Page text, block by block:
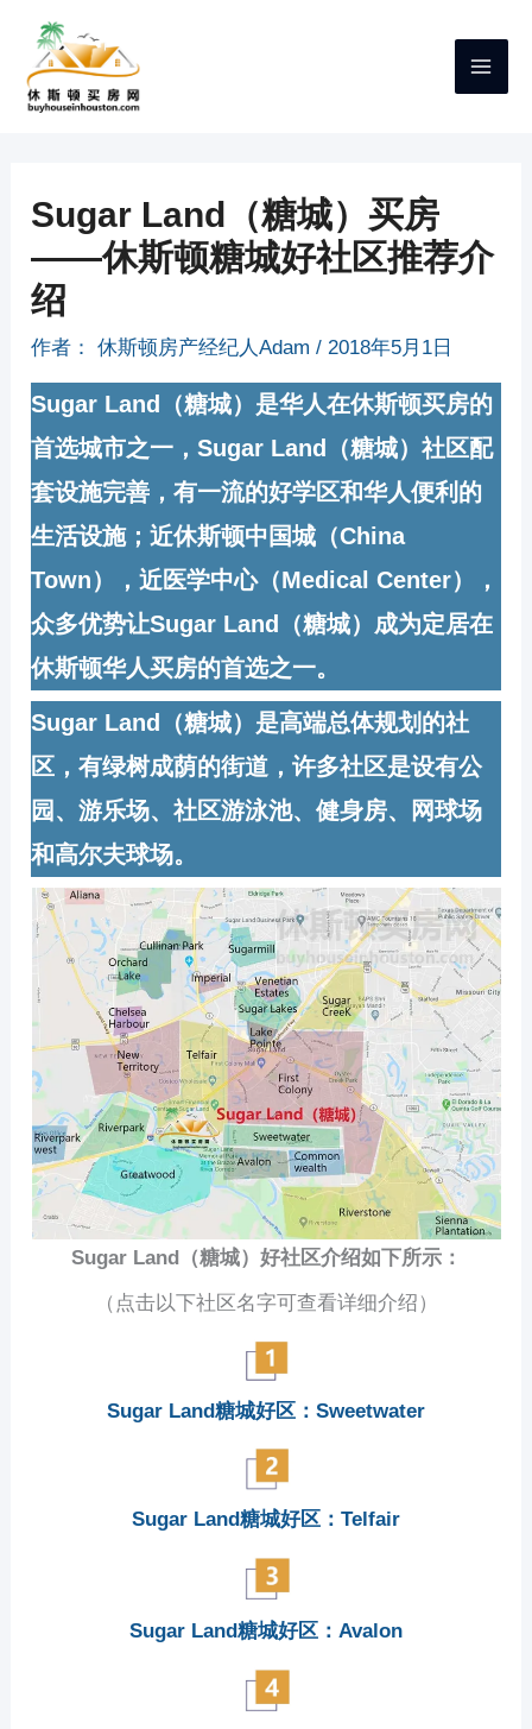
Sugar Land（糖城）买房
——休斯顿糖城好社区推荐介
绍
作者： 休斯顿房产经纪人Adam/ 2018年5月1日
Sugar Land（糖城）是华人在休斯顿买房的
首选城市之一，Sugar Land（糖城）社区配
套设施完善，有一流的好学区和华人便利的
生活设施；近休斯顿中国城（China
Town），近医学中心（Medical Center），
众多优势让Sugar Land（糖城）成为定居在
休斯顿华人买房的首选之一。
Sugar Land（糖城）是高端总体规划的社
区，有绿树成荫的街道，许多社区是设有公
园、游乐场、社区游泳池、健身房、网球场
和高尔夫球场。
Sugar Land（糖城）好社区介绍如下所示：
（点击以下社区名字可查看详细介绍）
Sugar Land糖城好区：Sweetwater
Sugar Land糖城好区：Telfair
Sugar Land糖城好区：Avalon